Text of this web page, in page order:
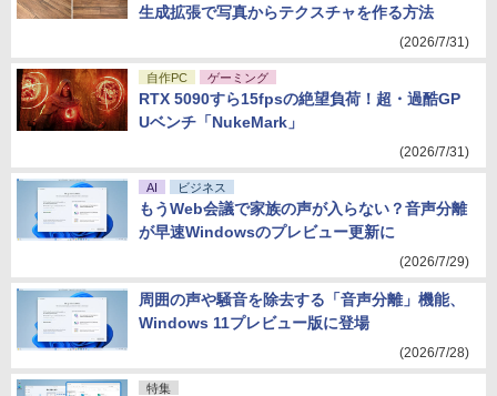
生成拡張で写真からテクスチャを作る方法
(2026/7/31)
自作PC ゲーミング
RTX 5090すら15fpsの絶望負荷！超・過酷GP
Uベンチ「NukeMark」
(2026/7/31)
AI ビジネス
もうWeb会議で家族の声が入らない？音声分離
が早速Windowsのプレビュー更新に
(2026/7/29)
周囲の声や騒音を除去する「音声分離」機能、
Windows 11プレビュー版に登場
(2026/7/28)
特集